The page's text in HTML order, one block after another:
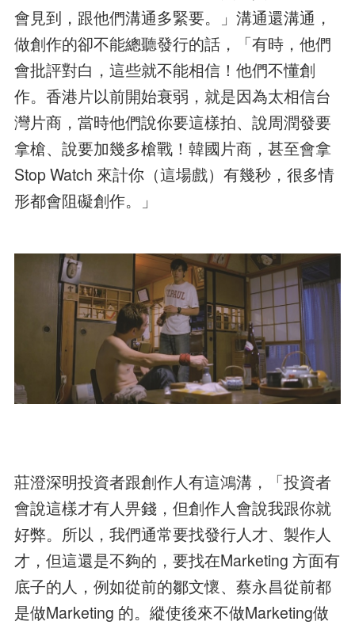
會見到，跟他們溝通多緊要。」溝通還溝通，
做創作的卻不能總聽發行的話，「有時，他們
會批評對白，這些就不能相信！他們不懂創
作。香港片以前開始衰弱，就是因為太相信台
灣片商，當時他們說你要這樣拍、說周潤發要
拿槍、說要加幾多槍戰！韓國片商，甚至會拿
Stop Watch 來計你（這場戲）有幾秒，很多情
形都會阻礙創作。」
莊澄深明投資者跟創作人有這鴻溝，「投資者
會說這樣才有人畀錢，但創作人會說我跟你就
好弊。所以，我們通常要找發行人才、製作人
才，但這還是不夠的，要找在Marketing 方面有
底子的人，例如從前的鄒文懷、蔡永昌從前都
是做Marketing 的。縱使後來不做Marketing做